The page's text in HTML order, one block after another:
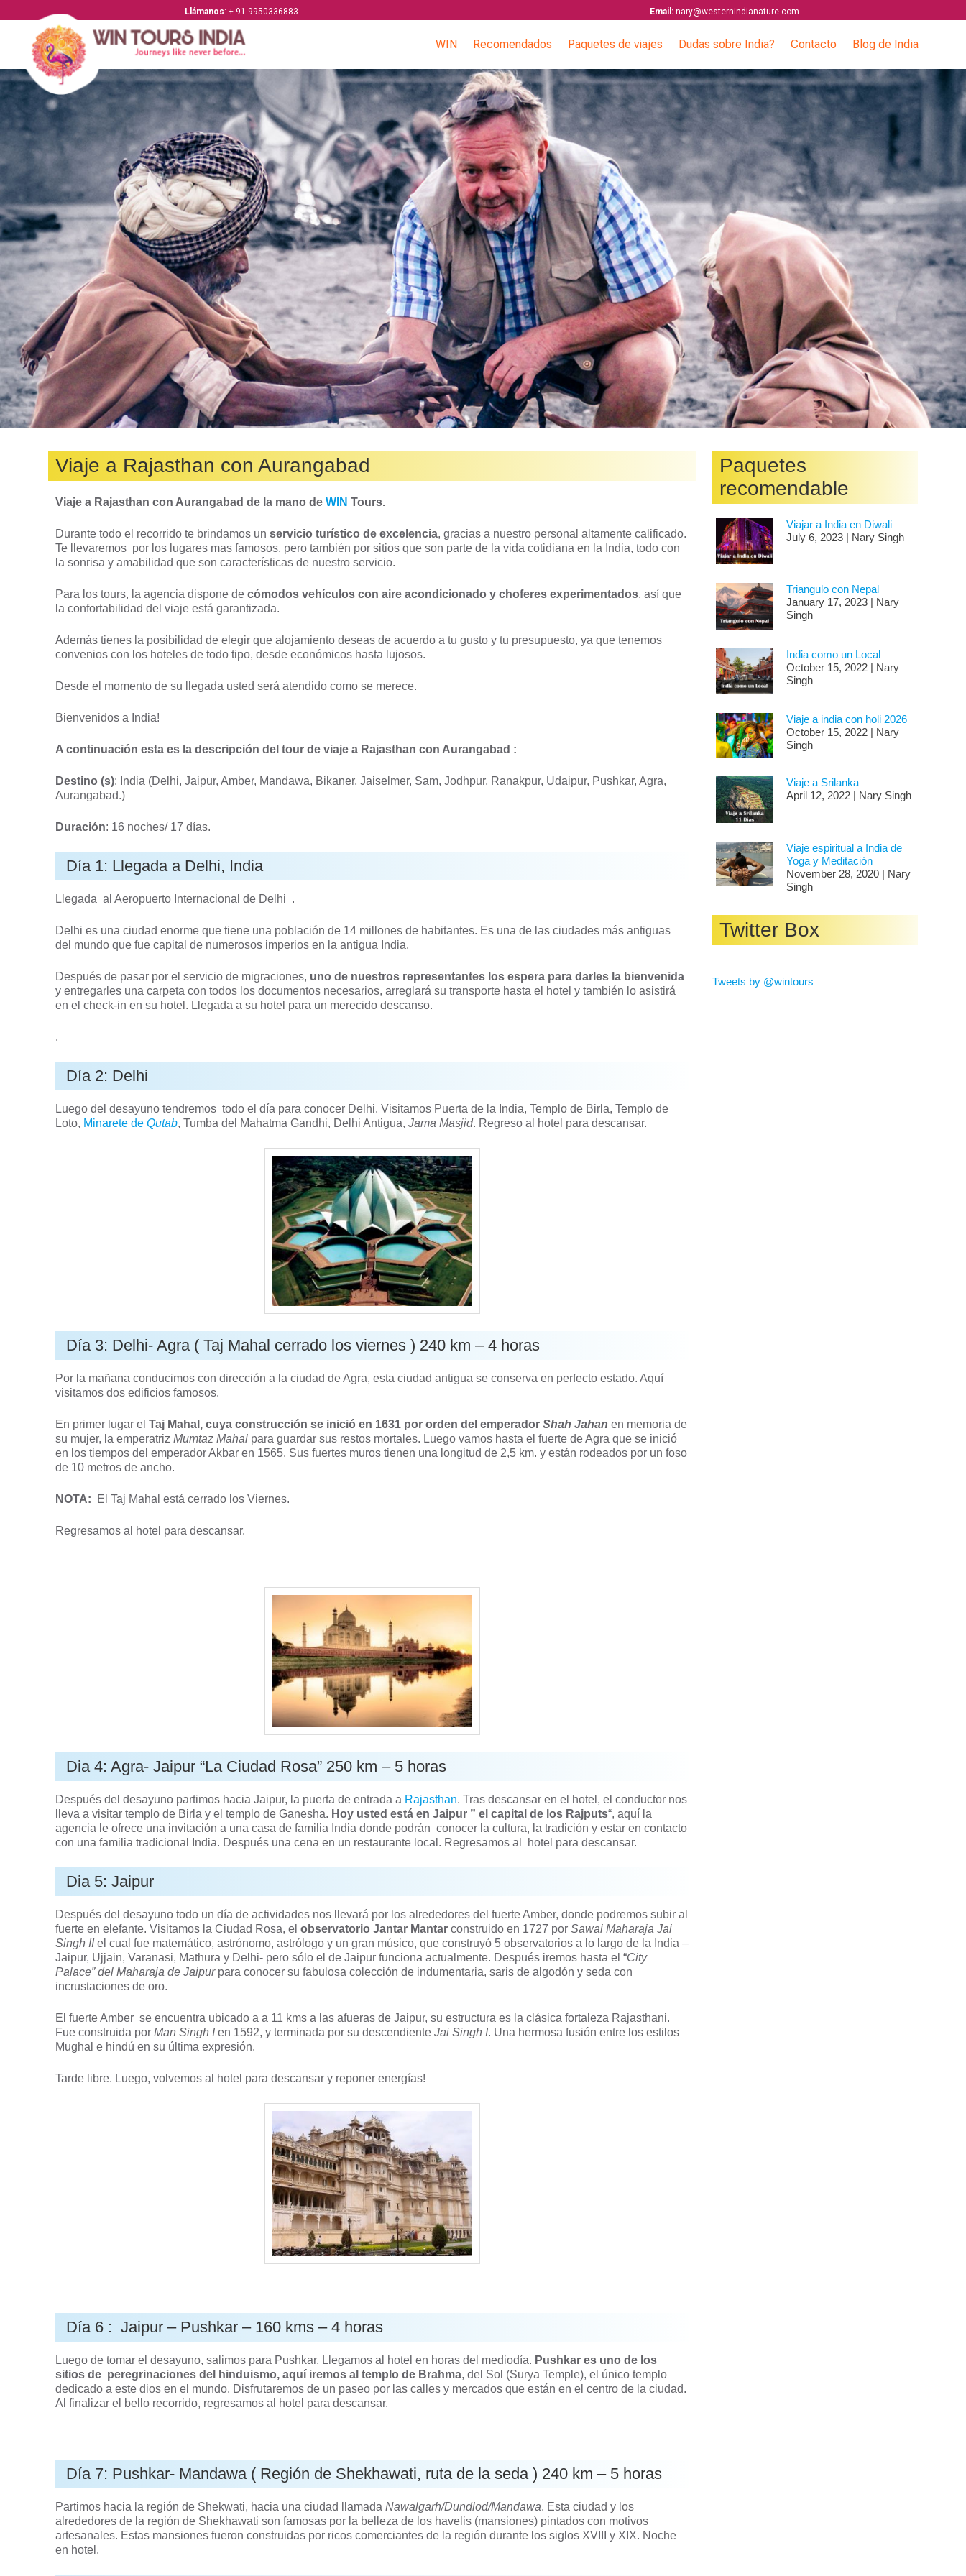
Llámanos: + 91 9950336883 Email: nary@westernindianature.com
WIN Recomendados Paquetes de viajes Dudas sobre India? Contacto Blog de India
Viaje a Rajasthan con Aurangabad
Viaje a Rajasthan con Aurangabad de la mano deWIN Tours.
Durante todo el recorrido te brindamos unservicio turístico de excelencia, gracias a nuestro personal altamente calificado.
Te llevaremos por los lugares mas famosos, pero también por sitios que son parte de la vida cotidiana en la India, todo con
la sonrisa y amabilidad que son características de nuestro servicio.
Para los tours, la agencia dispone decómodos vehículos con aire acondicionado y choferes experimentados, así que
la confortabilidad del viaje está garantizada.
Además tienes la posibilidad de elegir que alojamiento deseas de acuerdo a tu gusto y tu presupuesto, ya que tenemos
convenios con los hoteles de todo tipo, desde económicos hasta lujosos.
Desde el momento de su llegada usted será atendido como se merece.
Bienvenidos a India!
A continuación esta es la descripción del tour de viaje a Rajasthan con Aurangabad :
Destino (s): India (Delhi, Jaipur, Amber, Mandawa, Bikaner, Jaiselmer, Sam, Jodhpur, Ranakpur, Udaipur, Pushkar, Agra,
Aurangabad.)
Duración: 16 noches/ 17 días.
Día 1: Llegada a Delhi, India
Llegada al Aeropuerto Internacional de Delhi .
Delhi es una ciudad enorme que tiene una población de 14 millones de habitantes. Es una de las ciudades más antiguas
del mundo que fue capital de numerosos imperios en la antigua India.
Después de pasar por el servicio de migraciones, uno de nuestros representantes los espera para darles la bienvenida
y entregarles una carpeta con todos los documentos necesarios, arreglará su transporte hasta el hotel y también lo asistirá
en el check-in en su hotel. Llegada a su hotel para un merecido descanso.
.
Día 2: Delhi
Luego del desayuno tendremos todo el día para conocer Delhi. Visitamos Puerta de la India, Templo de Birla, Templo de
Loto, Minarete deQutab, Tumba del Mahatma Gandhi, Delhi Antigua,Jama Masjid. Regreso al hotel para descansar.
Día 3: Delhi- Agra ( Taj Mahal cerrado los viernes ) 240 km – 4 horas
Por la mañana conducimos con dirección a la ciudad de Agra, esta ciudad antigua se conserva en perfecto estado. Aquí
visitamos dos edificios famosos.
En primer lugar elTaj Mahal, cuya construcción se inició en 1631 por orden del emperadorShah Jahan en memoria de
su mujer, la emperatrizMumtaz Mahal para guardar sus restos mortales. Luego vamos hasta el fuerte de Agra que se inició
en los tiempos del emperador Akbar en 1565. Sus fuertes muros tienen una longitud de 2,5 km. y están rodeados por un foso
de 10 metros de ancho.
NOTA: El Taj Mahal está cerrado los Viernes.
Regresamos al hotel para descansar.
Dia 4: Agra- Jaipur “La Ciudad Rosa” 250 km – 5 horas
Después del desayuno partimos hacia Jaipur, la puerta de entrada a Rajasthan. Tras descansar en el hotel, el conductor nos
lleva a visitar templo de Birla y el templo de Ganesha. Hoy usted está en Jaipur ” el capital de los Rajputs“, aquí la
agencia le ofrece una invitación a una casa de familia India donde podrán conocer la cultura, la tradición y estar en contacto
con una familia tradicional India. Después una cena en un restaurante local. Regresamos al hotel para descansar.
Dia 5: Jaipur
Después del desayuno todo un día de actividades nos llevará por los alrededores del fuerte Amber, donde podremos subir al
fuerte en elefante. Visitamos la Ciudad Rosa, elobservatorio Jantar Mantar construido en 1727 porSawai Maharaja Jai
Singh IIel cual fue matemático, astrónomo, astrólogo y un gran músico, que construyó 5 observatorios a lo largo de la India –
Jaipur, Ujjain, Varanasi, Mathura y Delhi- pero sólo el de Jaipur funciona actualmente. Después iremos hasta el “City
Palace” del Maharaja de Jaipurpara conocer su fabulosa colección de indumentaria, saris de algodón y seda con
incrustaciones de oro.
El fuerte Amber se encuentra ubicado a a 11 kms a las afueras de Jaipur, su estructura es la clásica fortaleza Rajasthani.
Fue construida porMan Singh Ien 1592, y terminada por su descendienteJai Singh I. Una hermosa fusión entre los estilos
Mughal e hindú en su última expresión.
Tarde libre. Luego, volvemos al hotel para descansar y reponer energías!
Día 6 : Jaipur – Pushkar – 160 kms – 4 horas
Luego de tomar el desayuno, salimos para Pushkar. Llegamos al hotel en horas del mediodía. Pushkar es uno de los
sitios de peregrinaciones del hinduismo, aquí iremos al templo de Brahma, del Sol (Surya Temple), el único templo
dedicado a este dios en el mundo. Disfrutaremos de un paseo por las calles y mercados que están en el centro de la ciudad.
Al finalizar el bello recorrido, regresamos al hotel para descansar.
Día 7: Pushkar- Mandawa ( Región de Shekhawati, ruta de la seda ) 240 km – 5 horas
Partimos hacia la región de Shekwati, hacia una ciudad llamadaNawalgarh/Dundlod/Mandawa. Esta ciudad y los
alrededores de la región de Shekhawati son famosas por la belleza de los havelis (mansiones) pintados con motivos
artesanales. Estas mansiones fueron construidas por ricos comerciantes de la región durante los siglos XVIII y XIX. Noche
en hotel.
Paquetes
recomendable
Viajar a India en Diwali
July 6, 2023 | Nary Singh
Triangulo con Nepal
January 17, 2023 | Nary
Singh
India como un Local
October 15, 2022 | Nary
Singh
Viaje a india con holi 2026
October 15, 2022 | Nary
Singh
Viaje a Srilanka
April 12, 2022 | Nary Singh
Viaje espiritual a India de
Yoga y Meditación
November 28, 2020 | Nary
Singh
Twitter Box
Tweets by @wintours